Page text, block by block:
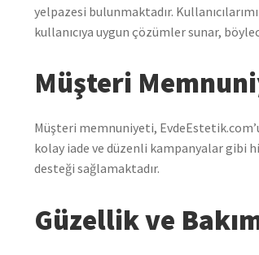
yelpazesi bulunmaktadır.
kullanıcıya uygun çözümler sunar,
Müşteri
Müşteri memnuniyeti,
kolay iade ve düzenli kampanyalar gibi
desteği sağlamaktadır.
Güzellik ve